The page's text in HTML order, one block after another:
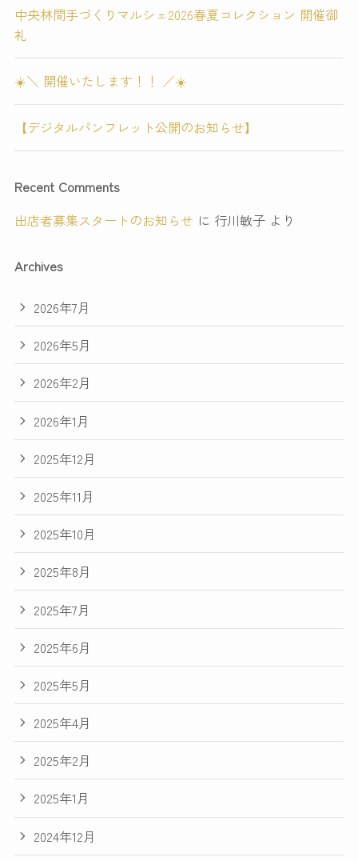
中央林間手づくりマルシェ2026春夏コレクション 開催御
礼
☀️＼ 開催いたします！！ ／☀️
【デジタルパンフレット公開のお知らせ】
Recent Comments
出店者募集スタートのお知らせ に 行川敏子より
Archives
2026年7月
2026年5月
2026年2月
2026年1月
2025年12月
2025年11月
2025年10月
2025年8月
2025年7月
2025年6月
2025年5月
2025年4月
2025年2月
2025年1月
2024年12月